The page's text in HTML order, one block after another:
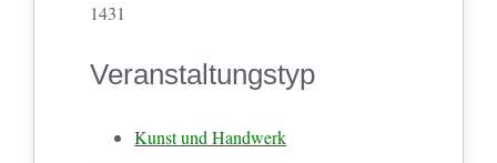
1431
Veranstaltungstyp
Kunst und Handwerk